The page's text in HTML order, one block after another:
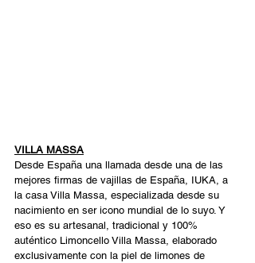
VILLA MASSA
Desde España una llamada desde una de las
mejores firmas de vajillas de España, IUKA, a
la casa Villa Massa, especializada desde su
nacimiento en ser icono mundial de lo suyo. Y
eso es su artesanal, tradicional y 100%
auténtico Limoncello Villa Massa, elaborado
exclusivamente con la piel de limones de